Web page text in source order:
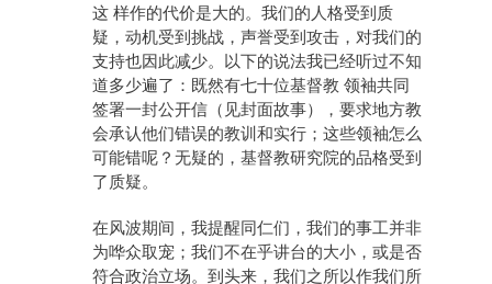
这 样作的代价是大的。我们的人格受到质
疑，动机受到挑战，声誉受到攻击，对我们的
支持也因此减少。以下的说法我已经听过不知
道多少遍了：既然有七十位基督教 领袖共同
签署一封公开信（见封面故事），要求地方教
会承认他们错误的教训和实行；这些领袖怎么
可能错呢？无疑的，基督教研究院的品格受到
了质疑。
在风波期间，我提醒同仁们，我们的事工并非
为哗众取宠；我们不在乎讲台的大小，或是否
符合政治立场。到头来，我们之所以作我们所